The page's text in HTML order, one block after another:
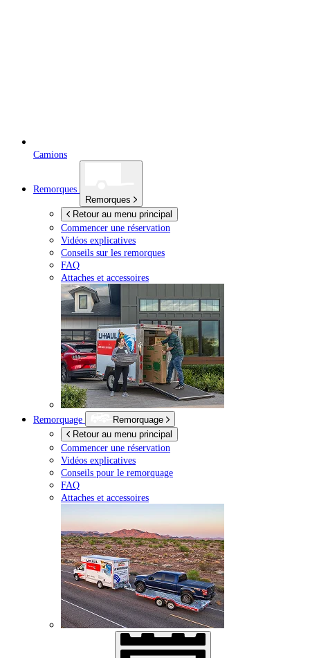
Camions
Remorques
Remorques
Retour au menu principal
Commencer une réservation
Vidéos explicatives
Conseils sur les remorques
FAQ
Attaches et accessoires
Remorquage
Remorquage
Retour au menu principal
Commencer une réservation
Vidéos explicatives
Conseils pour le remorquage
FAQ
Attaches et accessoires